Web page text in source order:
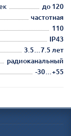
до 120
частотная
110
IP43
3.5…7.5 лет
радиоканальный
-30…+55